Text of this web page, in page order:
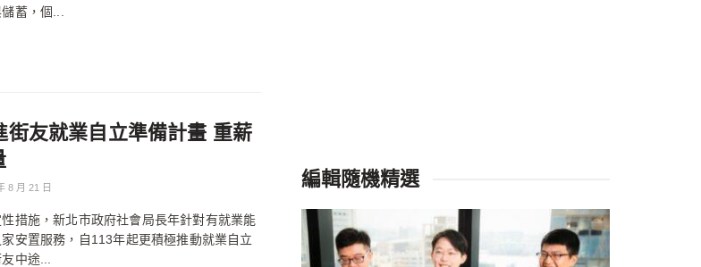
蓄，個...
街友就業自立準備計畫 重薪
8 月 21 日
措施，新北市政府社會局長年針對有就業能
安置服務，自113年起更積極推動就業自立
中途...
編輯隨機精選